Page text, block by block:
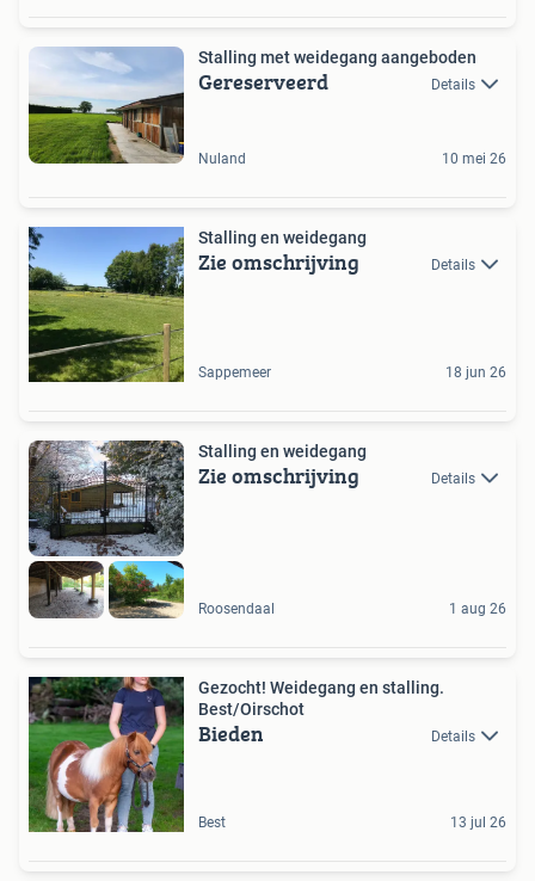
Stalling met weidegang aangeboden
Gereserveerd Details
Nuland 10 mei 26
Stalling en weidegang
Zie omschrijving Details
Sappemeer 18 jun 26
Stalling en weidegang
Zie omschrijving Details
Roosendaal 1 aug 26
Gezocht! Weidegang en stalling.
Best/Oirschot
Bieden Details
Best 13 jul 26